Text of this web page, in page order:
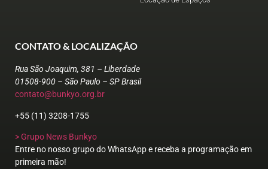
CONTATO & LOCALIZAÇÃO
Rua São Joaquim, 381 – Liberdade
01508-900 – São Paulo – SP Brasil
contato@bunkyo.org.br
+55 (11) 3208-1755
> Grupo News Bunkyo
Entre no nosso grupo do WhatsApp e receba a programação em
primeira mão!